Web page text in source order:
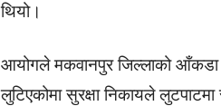
थियो।
आयोगले मकवानपुर जिल्लाको आँकडा
लुटिएकोमा सुरक्षा निकायले